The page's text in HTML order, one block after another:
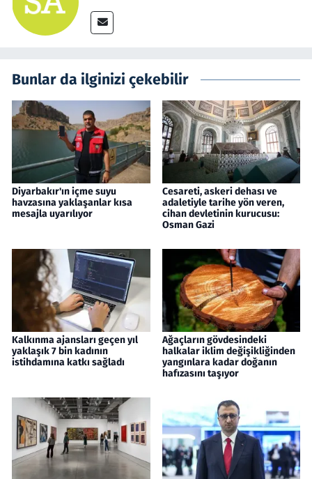
Bunlar da ilginizi çekebilir
Diyarbakır'ın içme suyu
havzasına yaklaşanlar kısa
mesajla uyarılıyor
Cesareti, askeri dehası ve
adaletiyle tarihe yön veren,
cihan devletinin kurucusu:
Osman Gazi
Kalkınma ajansları geçen yıl
yaklaşık 7 bin kadının
istihdamına katkı sağladı
Ağaçların gövdesindeki
halkalar iklim değişikliğinden
yangınlara kadar doğanın
hafızasını taşıyor